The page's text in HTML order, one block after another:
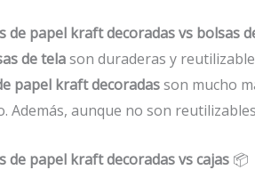
de papel kraft decoradas vs bolsas
de telason duraderas y
papel kraft decoradasson mucho
Además, aunque no son
de papel kraft decoradas vs cajas 📦